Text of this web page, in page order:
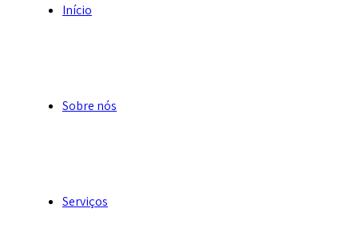
Início
Sobre nós
Serviços